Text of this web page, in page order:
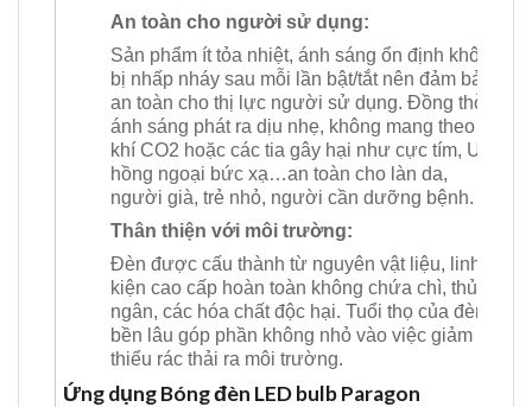
An toàn cho người sử dụng:
Sản phẩm ít tỏa nhiệt, ánh sáng ổn định không
bị nhấp nháy sau mỗi lần bật/tắt nên đảm bảo
an toàn cho thị lực người sử dụng. Đồng thời,
ánh sáng phát ra dịu nhẹ, không mang theo
khí CO2 hoặc các tia gây hại như cực tím, UV,
hồng ngoại bức xạ…an toàn cho làn da,
người già, trẻ nhỏ, người cần dưỡng bệnh.
Thân thiện với môi trường:
Đèn được cấu thành từ nguyên vật liệu, linh
kiện cao cấp hoàn toàn không chứa chì, thủy
ngân, các hóa chất độc hại. Tuổi thọ của đèn
bền lâu góp phần không nhỏ vào việc giảm
thiểu rác thải ra môi trường.
Ứng dụng Bóng đèn LED bulb Paragon